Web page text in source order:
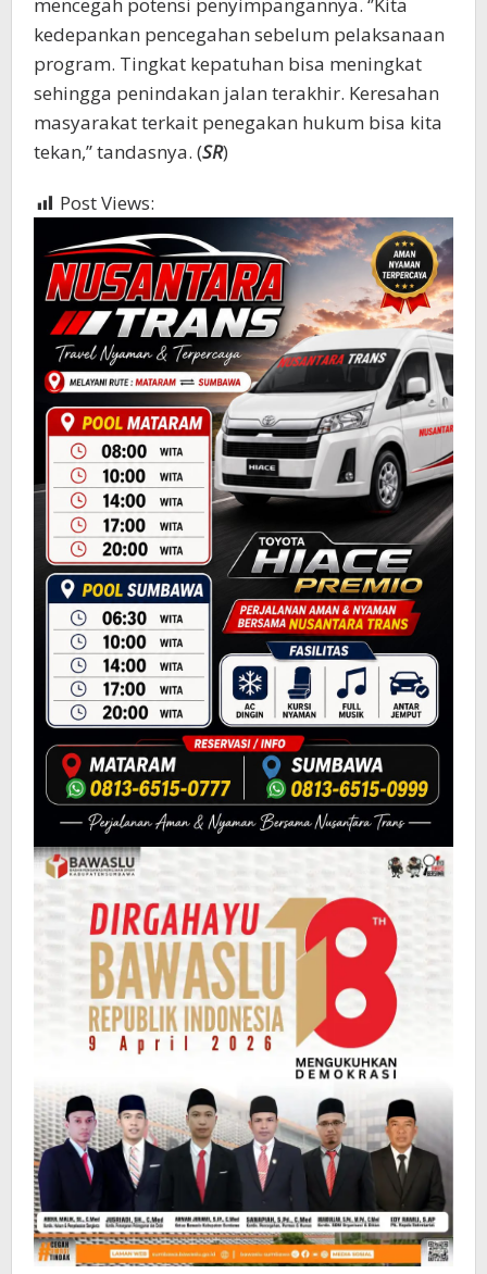
mencegah potensi penyimpangannya. ‘’Kita
kedepankan pencegahan sebelum pelaksanaan
program. Tingkat kepatuhan bisa meningkat
sehingga penindakan jalan terakhir. Keresahan
masyarakat terkait penegakan hukum bisa kita
tekan,’’ tandasnya. (SR)
Post Views: